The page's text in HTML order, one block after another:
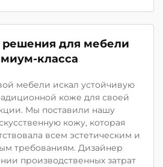
решения для мебели
класса
мебели искал устойчивую
коже для своей
Мы поставили нашу
кожу, которая
всем эстетическим и
требованиям. Дизайнер
производственных затрат